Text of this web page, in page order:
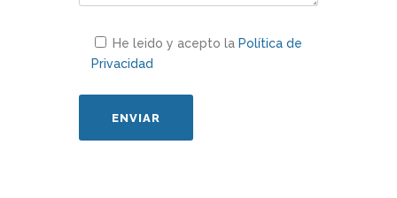
He leido y acepto la Política de
Privacidad